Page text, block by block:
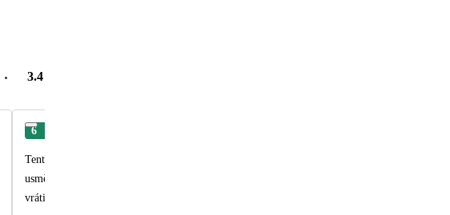
3.4
6
Tento hotel byl supr,klid,relax, dobrá poloha nebylo moc lidí u bazénu a na pláži, lehátek
usměvavý. Delegáti také příjemní. Jediné malé minus pozdní příjezd bez večeře, ale jinak
vrátily.